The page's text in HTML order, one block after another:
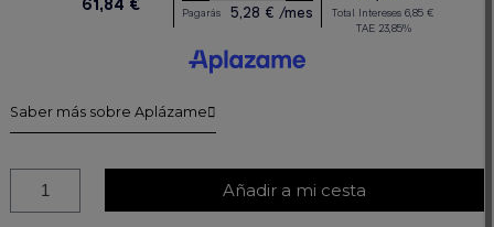
Saber más sobre Aplázame
Añadir a mi cesta